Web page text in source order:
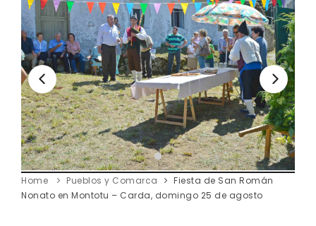
Home Pueblos y Comarca
Fiesta de San Román
Nonato en Montotu – Carda, domingo 25 de agosto